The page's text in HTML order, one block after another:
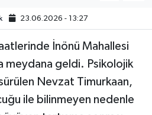
23.06.2026 - 13:27
İnönü Mahallesi
meydana geldi. Psikolojik
Nevzat Timurkaan,
ile bilinmeyen nedenle